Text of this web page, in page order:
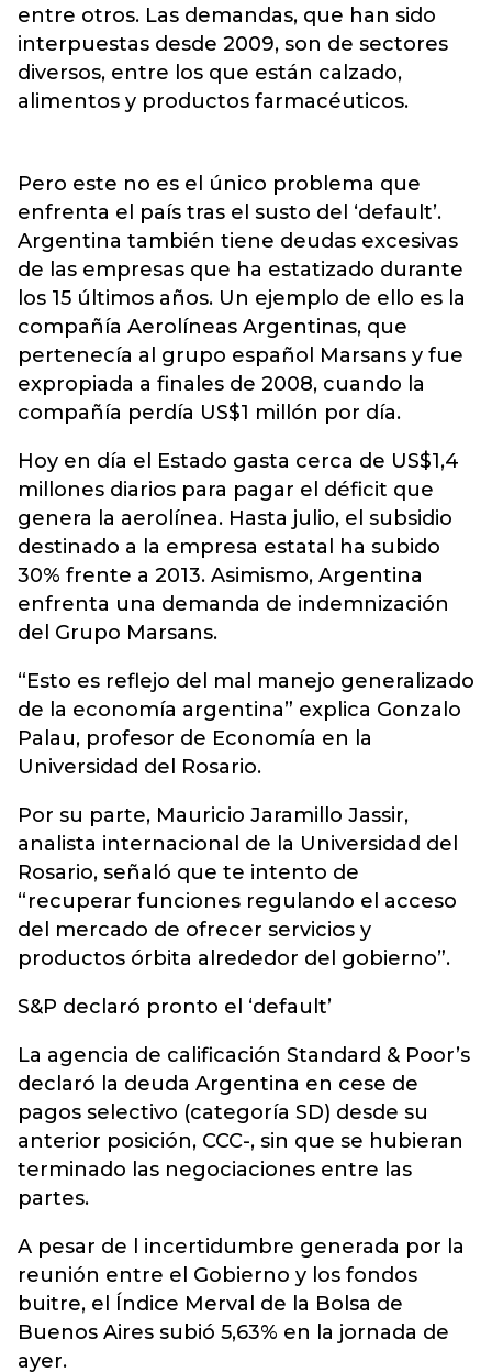
entre otros. Las demandas, que han sido
interpuestas desde 2009, son de sectores
diversos, entre los que están calzado,
alimentos y productos farmacéuticos.
Pero este no es el único problema que
enfrenta el país tras el susto del ‘default’.
Argentina también tiene deudas excesivas
de las empresas que ha estatizado durante
los 15 últimos años. Un ejemplo de ello es la
compañía Aerolíneas Argentinas, que
pertenecía al grupo español Marsans y fue
expropiada a finales de 2008, cuando la
compañía perdía US$1 millón por día.
Hoy en día el Estado gasta cerca de US$1,4
millones diarios para pagar el déficit que
genera la aerolínea. Hasta julio, el subsidio
destinado a la empresa estatal ha subido
30% frente a 2013. Asimismo, Argentina
enfrenta una demanda de indemnización
del Grupo Marsans.
“Esto es reflejo del mal manejo generalizado
de la economía argentina” explica Gonzalo
Palau, profesor de Economía en la
Universidad del Rosario.
Por su parte, Mauricio Jaramillo Jassir,
analista internacional de la Universidad del
Rosario, señaló que te intento de
“recuperar funciones regulando el acceso
del mercado de ofrecer servicios y
productos órbita alrededor del gobierno”.
S&P declaró pronto el ‘default’
La agencia de calificación Standard & Poor’s
declaró la deuda Argentina en cese de
pagos selectivo (categoría SD) desde su
anterior posición, CCC-, sin que se hubieran
terminado las negociaciones entre las
partes.
A pesar de l incertidumbre generada por la
reunión entre el Gobierno y los fondos
buitre, el Índice Merval de la Bolsa de
Buenos Aires subió 5,63% en la jornada de
ayer.